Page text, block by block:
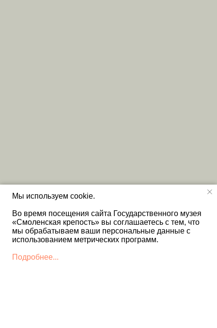
Мы используем cookie.
Во время посещения сайта Государственного музея
«Смоленская крепость» вы соглашаетесь с тем, что
мы обрабатываем ваши персональные данные с
использованием метрических программ.
Подробнее...